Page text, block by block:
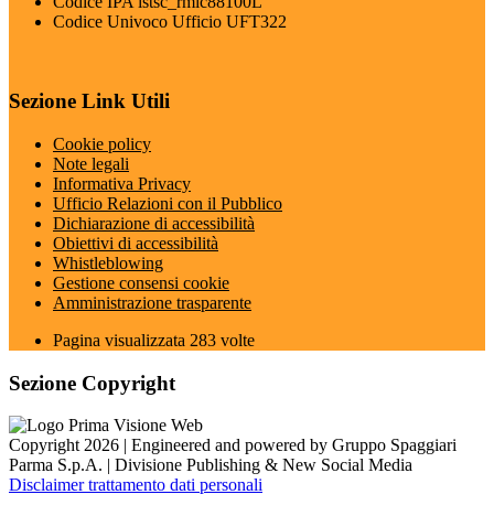
Codice Univoco Ufficio UFT322
Sezione Link Utili
Cookie policy
Note legali
Informativa Privacy
Ufficio Relazioni con il Pubblico
Dichiarazione di accessibilità
Obiettivi di accessibilità
Whistleblowing
Gestione consensi cookie
Amministrazione trasparente
Pagina visualizzata 283 volte
Sezione Copyright
Copyright 2026 | Engineered and powered by Gruppo Spaggiari
Parma S.p.A. | Divisione Publishing & New Social Media
Disclaimer trattamento dati personali